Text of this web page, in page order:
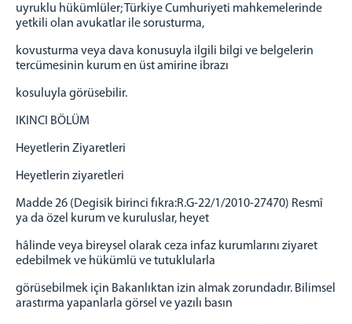
uyruklu hükümlüler; Türkiye Cumhuriyeti mahkemelerinde
yetkili olan avukatlar ile sorusturma,
kovusturma veya dava konusuyla ilgili bilgi ve belgelerin
tercümesinin kurum en üst amirine ibrazı
kosuluyla görüsebilir.
IKINCI BÖLÜM
Heyetlerin Ziyaretleri
Heyetlerin ziyaretleri
Madde 26 (Degisik birinci fıkra:R.G-22/1/2010-27470) Resmî
ya da özel kurum ve kuruluslar, heyet
hâlinde veya bireysel olarak ceza infaz kurumlarını ziyaret
edebilmek ve hükümlü ve tutuklularla
görüsebilmek için Bakanlıktan izin almak zorundadır. Bilimsel
arastırma yapanlarla görsel ve yazılı basın